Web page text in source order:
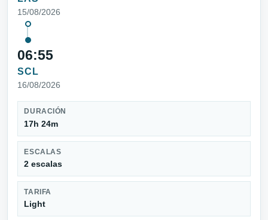
15/08/2026
06:55
SCL
16/08/2026
DURACIÓN
17h 24m
ESCALAS
2 escalas
TARIFA
Light